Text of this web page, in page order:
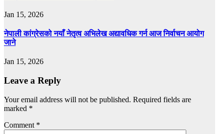
Jan 15, 2026
नेपाली कांग्रेसको नयाँ नेतृत्व अभिलेख अद्यावधिक गर्न आज निर्वाचन आयोग
जाने
Jan 15, 2026
Leave a Reply
Your email address will not be published. Required fields are
marked *
Comment *